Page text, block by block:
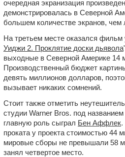
очередная экранизация
демонстрировалась в Северной
большем количестве экранов, чем
На третьем месте оказался фильм
Уиджи 2. Проклятие доски дьявола
выходные в Северной Америке 14
Производственный бюджет
девять миллионов долларов,
вызывает никаких сомнений.
Стоит также отметить
студии Warner Bros. под названием
главную роль сыграл Бен Аффлек.
проката у проекта стоимостью 44
мировые сборы не превышали 58
занял четвертое место.